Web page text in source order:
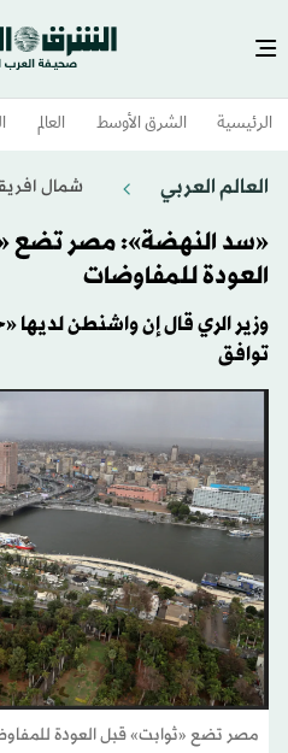
الرئيسية الشرق الأوسط​ العالم
العالم العربي شمال
«سد النهضة»: مصر تضع
العودة للمفاوضات
وزير الري قال إن واشنطن
توافق
مصر تضع «ثوابت» قبل العودة